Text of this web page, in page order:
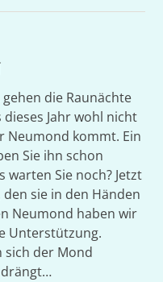
die Raunächte
Jahr wohl nicht
Neumond kommt. Ein
Sie ihn schon
warten Sie noch? Jetzt
sie in den Händen
Neumond haben wir
Unterstützung.
sich der Mond
drängt…